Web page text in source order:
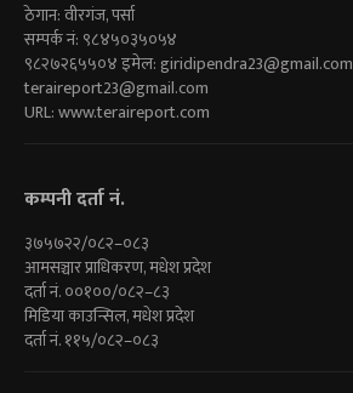
ठेगान: वीरगंज, पर्सा
सम्पर्क नं: ९८४५०३५०५४
९८२७२६५५०४ इमेल:giridipendra23@gmail.com
teraireport23@gmail.com
URL: www.teraireport.com
कम्पनी दर्ता नं.
३७५७२२/०८२–०८३
आमसञ्चार प्राधिकरण, मधेश प्रदेश
दर्ता नं. ००१००/०८२–८३
मिडिया काउन्सिल, मधेश प्रदेश
दर्ता नं. ११५/०८२–०८३